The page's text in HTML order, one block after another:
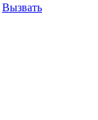
Вызвать